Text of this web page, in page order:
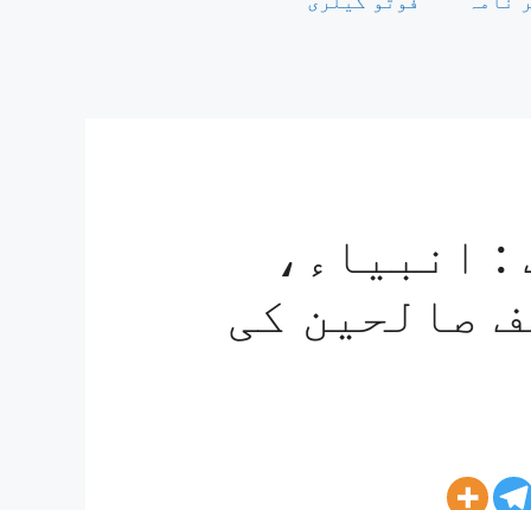
: انبیاء،
صالحین کی